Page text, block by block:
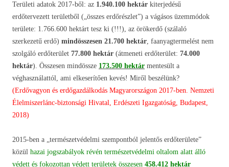
Területi adatok 2017-ből: az 1.940.100 hektár kiterjedésű
erdőtervezett területből („összes erdőrészlet”) a vágásos üzemmódok
területe: 1.766.600 hektárt tesz ki (!!!), az örökerdő (szálaló
szerkezetű erdő) mindösszesen 21.700 hektár, faanyagtermelést nem
szolgáló erdőterület 77.800 hektár (átmeneti erdőterület: 74.000
hektár). Összesen mindössze 173.500 hektár mentesült a
véghasználattól, ami elkeserítően kevés! Miről beszélünk?
(Erdővagyon és erdőgazdálkodás Magyarországon 2017-ben. Nemzeti
Élelmiszerlánc-biztonsági Hivatal, Erdészeti Igazgatóság, Budapest,
2018)
2015-ben a „természetvédelmi szempontból jelentős erdőterülete”
közül hazai jogszabályok révén természetvédelmi oltalom alatt álló
védett és fokozottan védett területek összesen 458.412 hektár